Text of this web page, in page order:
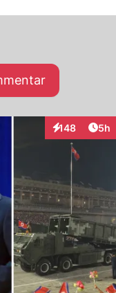
148
Interaktionen
5h